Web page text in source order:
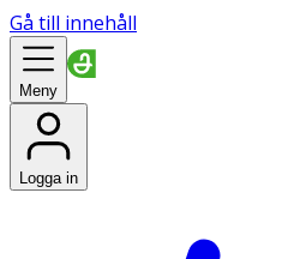
Gå till innehåll
Meny
Logga in